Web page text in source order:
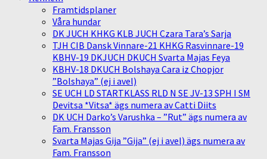
Framtidsplaner
Våra hundar
DK JUCH KHKG KLB JUCH Czara Tara’s Sarja
TJH CIB Dansk Vinnare-21 KHKG Rasvinnare-19
KBHV-19 DKJUCH DKUCH Svarta Majas Feya
KBHV-18 DKUCH Bolshaya Cara iz Chopjor
”Bolshaya” (ej i avel)
SE UCH LD STARTKLASS RLD N SE JV-13 SPH I SM
Devitsa *Vitsa* ägs numera av Catti Diits
DK UCH Darko’s Varushka – ”Rut” ägs numera av
Fam. Fransson
Svarta Majas Gija ”Gija” (ej i avel) ägs numera av
Fam. Fransson